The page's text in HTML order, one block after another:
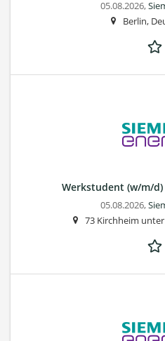
05.08.2026,
Berlin,
Werkstudent (w/m/
05.08.2026,
73 Kirchheim